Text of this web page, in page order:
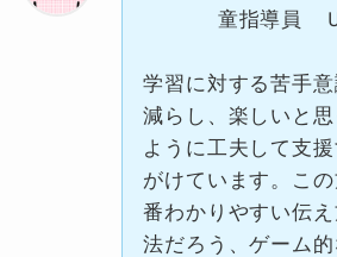
童指導員
学習に対する苦手
減らし、楽しいと
ように工夫して支
がけています。こ
番わかりやすい伝
法だろう、ゲーム